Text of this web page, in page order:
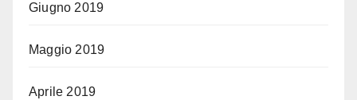
Giugno 2019
Maggio 2019
Aprile 2019